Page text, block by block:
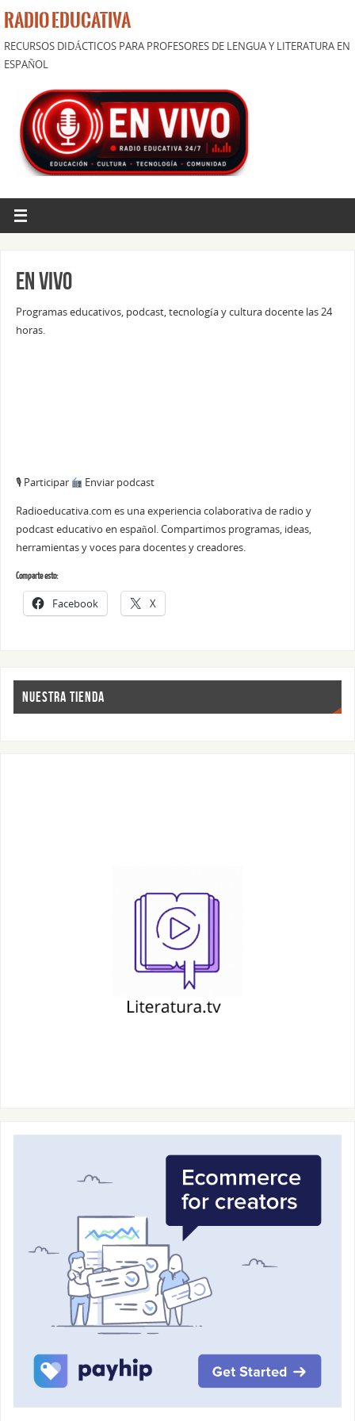
RADIO EDUCATIVA
RECURSOS DIDÁCTICOS PARA PROFESORES DE LENGUA Y LITERATURA EN
ESPAÑOL
En vivo
Programas educativos, podcast, tecnología y cultura docente las 24
horas.
🎙 Participar Enviar podcast
Radioeducativa.com es una experiencia colaborativa de radio y
podcast educativo en español. Compartimos programas, ideas,
herramientas y voces para docentes y creadores.
Comparte esto:
Facebook X
NUESTRA TIENDA